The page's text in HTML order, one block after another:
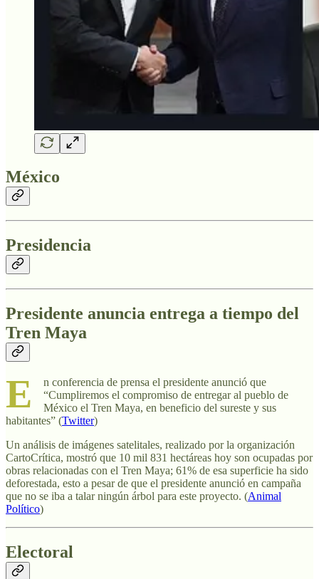
México
Presidencia
Presidente anuncia entrega a tiempo del
Tren Maya
E
n conferencia de prensa el presidente anunció que
“Cumpliremos el compromiso de entregar al pueblo de
México el Tren Maya, en beneficio del sureste y sus
habitantes” (Twitter)
Un análisis de imágenes satelitales, realizado por la organización
CartoCrítica, mostró que 10 mil 831 hectáreas hoy son ocupadas por
obras relacionadas con el Tren Maya; 61% de esa superficie ha sido
deforestada, esto a pesar de que el presidente anunció en campaña
que no se iba a talar ningún árbol para este proyecto. (Animal
Político)
Electoral